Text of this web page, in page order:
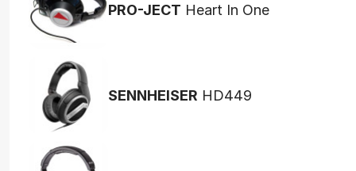
PRO-JECT Heart In One
SENNHEISER HD449